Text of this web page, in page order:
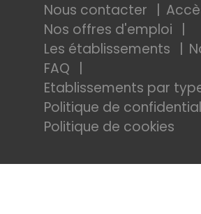
Nous contacter
Nos offres d'emploi
Les établissements
FAQ
Etablissements par
Politique de
Politique de cookies